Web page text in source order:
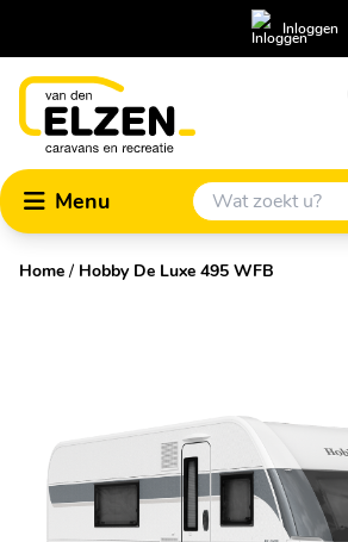
Inloggen
Menu
Home / Hobby De Luxe 495 WFB